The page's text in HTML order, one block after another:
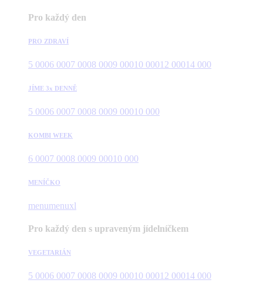
Pro každý den
PRO ZDRAVÍ
5 0006 0007 0008 0009 00010 00012 00014 000
JÍME 3x DENNĚ
5 0006 0007 0008 0009 00010 000
KOMBI WEEK
6 0007 0008 0009 00010 000
MENÍČKO
menumenuxl
Pro každý den s upraveným jídelníčkem
VEGETARIÁN
5 0006 0007 0008 0009 00010 00012 00014 000